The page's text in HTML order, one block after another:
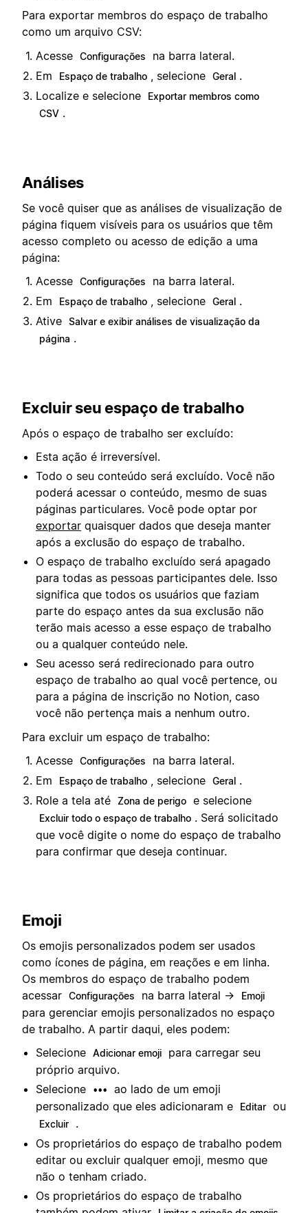
Para exportar membros do espaço de trabalho
como um arquivo CSV:
Acesse Configurações
na barra lateral.
Em
Espaço de trabalho , selecione Geral .
Localize e selecione
Exportar membros como
CSV .
Análises
Se você quiser que as análises de visualização de
página fiquem visíveis para os usuários que têm
acesso completo ou acesso de edição a uma
página:
Acesse Configurações
na barra lateral.
Em
Espaço de trabalho , selecione Geral .
Ative Salvar e exibir análises de visualização da
página .
Excluir seu espaço de trabalho
Após o espaço de trabalho ser excluído:
Esta ação é irreversível.
Todo o seu conteúdo será excluído. Você não
poderá acessar o conteúdo, mesmo de suas
páginas particulares. Você pode optar por
exportar quaisquer dados que deseja manter
após a exclusão do espaço de trabalho.
O espaço de trabalho excluído será apagado
para todas as pessoas participantes dele. Isso
significa que todos os usuários que faziam
parte do espaço antes da sua exclusão não
terão mais acesso a esse espaço de trabalho
ou a qualquer conteúdo nele.
Seu acesso será redirecionado para outro
espaço de trabalho ao qual você pertence, ou
para a página de inscrição no Notion, caso
você não pertença mais a nenhum outro.
Para excluir um espaço de trabalho:
Acesse Configurações
na barra lateral.
Em
Espaço de trabalho , selecione Geral .
Role a tela até Zona de perigo e selecione
Excluir todo o espaço de trabalho . Será solicitado
que você digite o nome do espaço de trabalho
para confirmar que deseja continuar.
Emoji
Os emojis personalizados podem ser usados
como ícones de página, em reações e em linha.
Os membros do espaço de trabalho podem
acessar Configurações na barra lateral → Emoji
para gerenciar emojis personalizados no espaço
de trabalho. A partir daqui, eles podem:
Selecione Adicionar emoji
para carregar seu
próprio arquivo.
Selecione
•••
ao lado de um emoji
personalizado que eles adicionaram e
Editar ou
Excluir
.
Os proprietários do espaço de trabalho podem
editar ou excluir qualquer emoji, mesmo que
não o tenham criado.
Os proprietários do espaço de trabalho